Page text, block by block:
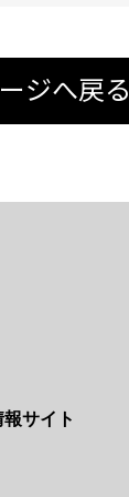
ジへ戻る
サイト